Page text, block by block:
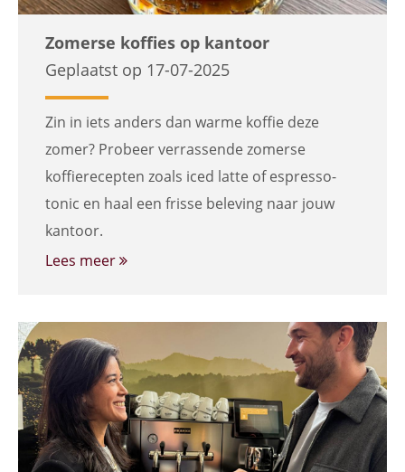
Zomerse koffies op kantoor
Geplaatst op 17-07-2025
Zin in iets anders dan warme koffie deze
zomer? Probeer verrassende zomerse
koffierecepten zoals iced latte of espresso-
tonic en haal een frisse beleving naar jouw
kantoor.
Lees meer